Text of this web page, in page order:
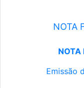
NOTA
NOTA
Emissão